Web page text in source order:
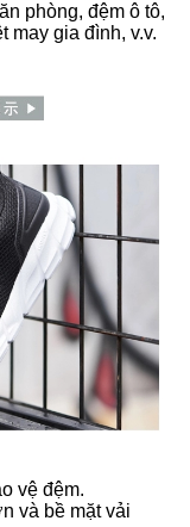
phòng, đệm ô tô,
may gia đình, v.v.
vệ đệm.
và bề mặt vải